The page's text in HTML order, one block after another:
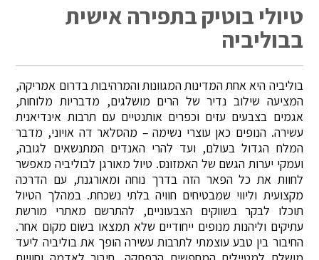
טיולי בוטיק בתפירה אישית
בבוליביה
בוליביה היא אחת המדינות המגוונות והמרהיבות בדרום אמריקה,
המציעה שילוב נדיר של הרים מושלגים, מדבריות מלוחות,
אגמים בצבעים עזים וכפרים אותנטיים עם תרבות אינדיאנית
עשירה. הנופים כאן עוצרי נשימה – מהסלאר דה אויוני, מדבר
המלח הגדול בעולם, ועד להרי האנדים המתנשאים לגובה,
ועמקי יערות הגשם של האמזונס. טיול מאורגן לבוליביה מאפשר
לחוות את כל הפאר הזה בדרך נוחה ומאורגנת, עם הדרכה
מקצועית וליווי שמבטיחים חוויה בלתי נשכחת. במהלך הטיול
תוכלו לבקר בשווקים הצבעוניים, להתרשם מאתרי מורשת
עתיקים וליהנות מנופים ייחודיים שלא תמצאו בשום מקום אחר.
החיבור בין טבע עוצמתי לתרבות עשירה הופך את בוליביה ליעד